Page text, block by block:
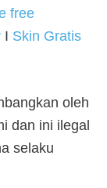
free
I Skin Gratis
oleh
dan ini ilegal
selaku